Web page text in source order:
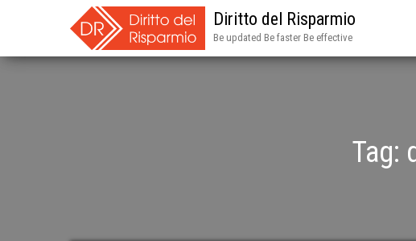
Diritto del Risparmio
Be updated Be faster Be effective
Tag: